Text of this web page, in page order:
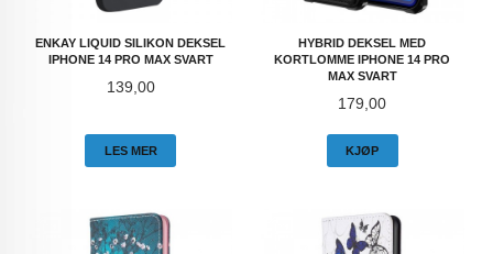
ENKAY LIQUID SILIKON DEKSEL
IPHONE 14 PRO MAX SVART
Pris
139,00
LES MER
HYBRID DEKSEL MED
KORTLOMME IPHONE 14 PRO
MAX SVART
Pris
179,00
KJØP